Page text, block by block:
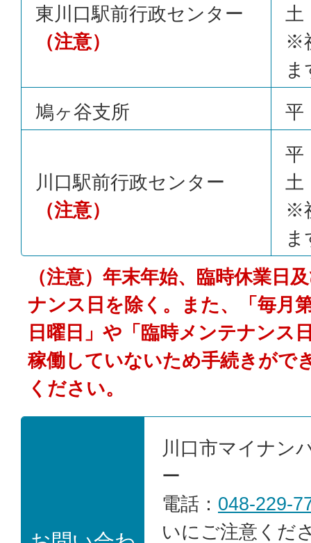
東川口駅前行政センター
（注意）
土
※
ま
鳩ヶ谷支所
平
川口駅前行政センター
（注意）
平
土
※
ま
（注意）年末年始、臨時休業日
ナンス日を除く。また、「毎月
日曜日」や「臨時メンテナンス
稼働していないため手続きがで
ください。
川口市マイナン
ー
電話： 048-229-
いにご注意くだ